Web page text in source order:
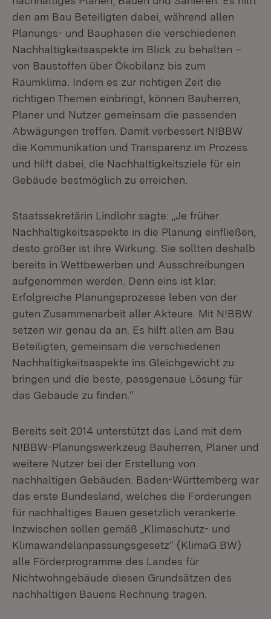
den am Bau Beteiligten dabei, während allen
Planungs- und Bauphasen die verschiedenen
Nachhaltigkeitsaspekte im Blick zu behalten –
von Baustoffen über Ökobilanz bis zum
Raumklima. Indem es zur richtigen Zeit die
richtigen Themen einbringt, können Bauherren,
Planer und Nutzer gemeinsam die passenden
Abwägungen treffen. Damit verbessert N!BBW
die Kommunikation und Transparenz im Prozess
und hilft dabei, die Nachhaltigkeitsziele für ein
Gebäude bestmöglich zu erreichen.
Staatssekretärin Lindlohr sagte: „Je früher
Nachhaltigkeitsaspekte in die Planung einfließen,
desto größer ist ihre Wirkung. Sie sollten deshalb
bereits in Wettbewerben und Ausschreibungen
aufgenommen werden. Denn eins ist klar:
Erfolgreiche Planungsprozesse leben von der
guten Zusammenarbeit aller Akteure. Mit N!BBW
setzen wir genau da an. Es hilft allen am Bau
Beteiligten, gemeinsam die verschiedenen
Nachhaltigkeitsaspekte ins Gleichgewicht zu
bringen und die beste, passgenaue Lösung für
das Gebäude zu finden.“
Bereits seit 2014 unterstützt das Land mit dem
N!BBW-Planungswerkzeug Bauherren, Planer und
weitere Nutzer bei der Erstellung von
nachhaltigen Gebäuden. Baden-Württemberg war
das erste Bundesland, welches die Forderungen
für nachhaltiges Bauen gesetzlich verankerte.
Inzwischen sollen gemäß „Klimaschutz- und
Klimawandelanpassungsgesetz“ (KlimaG BW)
alle Förderprogramme des Landes für
Nichtwohngebäude diesen Grundsätzen des
nachhaltigen Bauens Rechnung tragen.